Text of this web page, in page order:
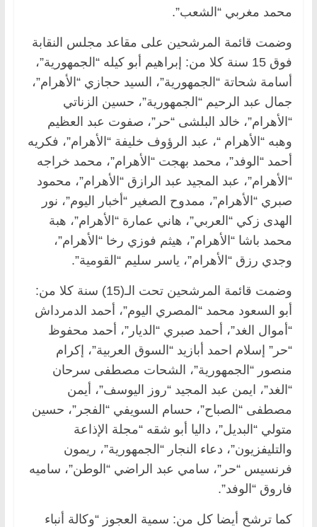
محمد مغربي “الشعب”.
وضمت قائمة المرشحين على مقاعد مجلس النقابة
فوق 15 سنة كلا من: إبراهيم أبو كيله “الجمهورية”،
أسامة شحاتة “الجمهورية”، السيد حجازي “الأهرام”،
جمال عبد الرحيم “الجمهورية”، حسين الزناتي
“الأهرام”، خالد البلشى “حر”، صفوت عبد العظيم
وهبه “الأهرام “، عبد الرؤوف خليفة “الأهرام”، فكريه
أحمد “الوفد”، محمد بهجت “الأهرام”، محمد خراجه
“الأهرام”، عبد المجيد عبد الرازق “الأهرام”، محمود
صبري “الأهرام”، ممدوح الصغير “أخبار اليوم”، نور
الهدى زكي “العربي”، هاني عمارة “الأهرام”، هبة
محمد باشا “الأهرام”، هيثم فوزي رخا “الأهرام”،
وجدي رزق “الأهرام”، ياسر سليم “القومية”.
وضمت قائمة المرشحين تحت الـ(15) سنة كلا من:
أبو السعود محمد “المصري اليوم”، أحمد الدمرداش
“أموال الغد”، أحمد صبري “الديار”، أحمد محفوظ
“حر” إسلام احمد أبازيد “السوق العربية”، إكرام
منصور “الجمهورية”، الشحات مصطفى سرحان
“الغد”، ايمن عبد المجيد “روز اليوسف”، أيمن
مصطفى “الصباح”، حسام السويفي “الفجر”، حسين
متولي “البديل”، داليا أبو شقه “مجلة الإذاعة
والتليفزيون”، دعاء النجار “الجمهورية”، ريمون
فرنسيس “حر”، سامي عبد الراضي “الوطن”، ساميه
فاروق “الوفد”.
كما ترشح أيضا كل من: سمية العجوز “وكالة أنباء